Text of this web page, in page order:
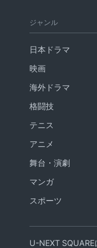
ジャンル
日本ドラマ
映画
海外ドラマ
格闘技
テニス
アニメ
舞台・演劇
マンガ
スポーツ
U-NEXT SQUARE